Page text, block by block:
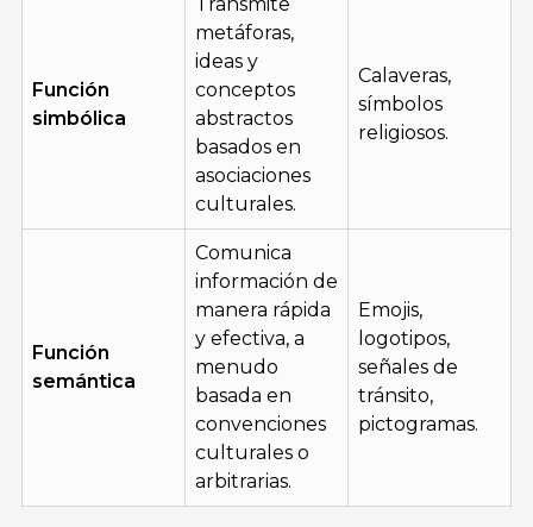
Función
simbólica
metáforas,
ideas y
conceptos
abstractos
basados en
asociaciones
culturales.
Calaveras,
símbolos
religiosos.
Función
semántica
Comunica
información de
manera rápida
y efectiva, a
menudo
basada en
convenciones
culturales o
arbitrarias.
Emojis,
logotipos,
señales de
tránsito,
pictogramas.